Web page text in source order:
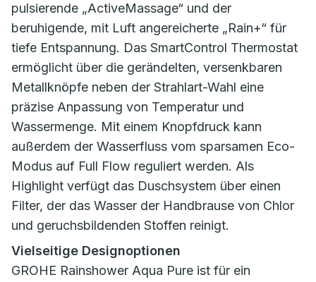
pulsierende „ActiveMassage“ und der
beruhigende, mit Luft angereicherte „Rain+“ für
tiefe Entspannung. Das SmartControl Thermostat
ermöglicht über die gerändelten, versenkbaren
Metallknöpfe neben der Strahlart-Wahl eine
präzise Anpassung von Temperatur und
Wassermenge. Mit einem Knopfdruck kann
außerdem der Wasserfluss vom sparsamen Eco-
Modus auf Full Flow reguliert werden. Als
Highlight verfügt das Duschsystem über einen
Filter, der das Wasser der Handbrause von Chlor
und geruchsbildenden Stoffen reinigt.
Vielseitige Designoptionen
GROHE Rainshower Aqua Pure ist für ein